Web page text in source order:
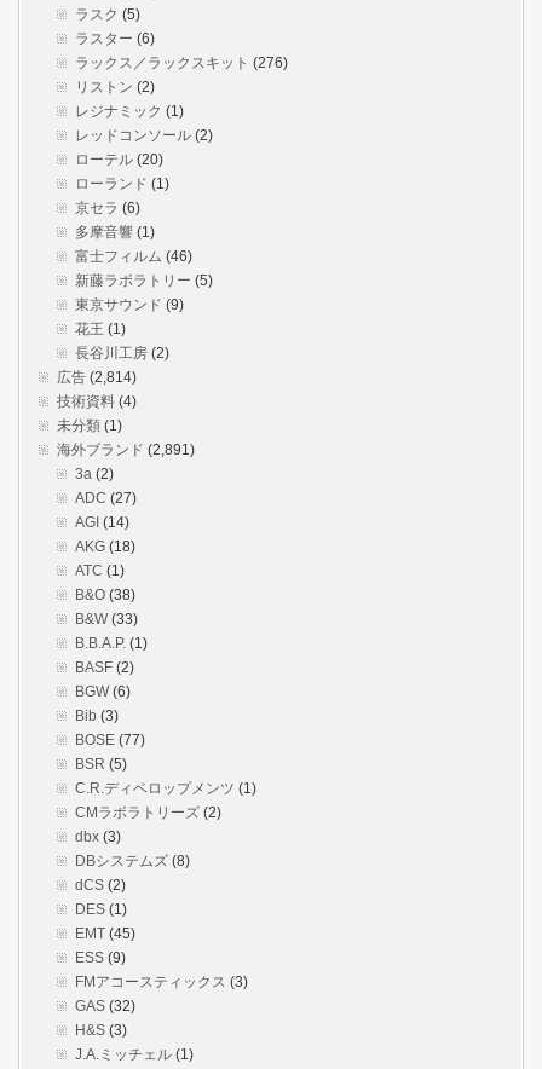
ラスク (5)
ラスター (6)
ラックス／ラックスキット (276)
リストン (2)
レジナミック (1)
レッドコンソール (2)
ローテル (20)
ローランド (1)
京セラ (6)
多摩音響 (1)
富士フィルム (46)
新藤ラボラトリー (5)
東京サウンド (9)
花王 (1)
長谷川工房 (2)
広告 (2,814)
技術資料 (4)
未分類 (1)
海外ブランド (2,891)
3a (2)
ADC (27)
AGI (14)
AKG (18)
ATC (1)
B&O (38)
B&W(33)
B.B.A.P. (1)
BASF (2)
BGW(6)
Bib (3)
BOSE (77)
BSR (5)
C.R.ディベロップメンツ (1)
CMラボラトリーズ (2)
dbx (3)
DBシステムズ (8)
dCS (2)
DES (1)
EMT (45)
ESS (9)
FMアコースティックス (3)
GAS (32)
H&S (3)
J.A.ミッチェル (1)